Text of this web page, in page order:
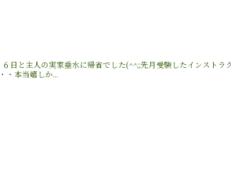
日と主人の実家垂水に帰省でした(^^;;先月受験したインストラ
・本当嬉しか...